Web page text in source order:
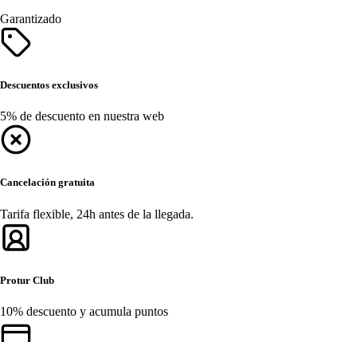
Garantizado
Descuentos exclusivos
5% de descuento en nuestra web
Cancelación gratuita
Tarifa flexible, 24h antes de la llegada.
Protur Club
10% descuento y acumula puntos